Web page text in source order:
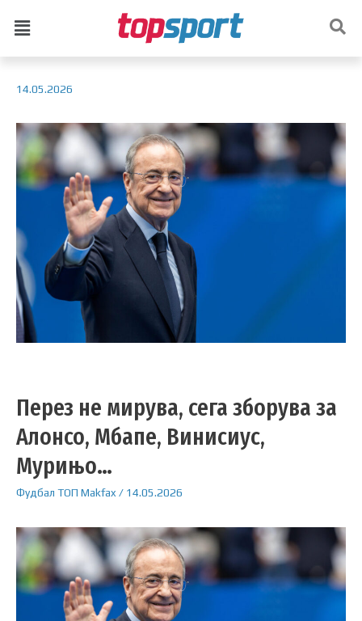
14.05.2026
Перез не мирува, сега зборува за
Алонсо, Мбапе, Винисиус,
Мурињо…
Фудбал ТОП Makfax / 14.05.2026